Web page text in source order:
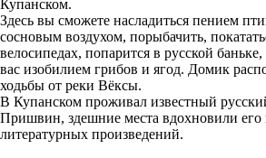
Купанском.
Здесь вы сможете насладиться пением
сосновым воздухом, порыбачить,
велосипедах, попарится в русской
вас изобилием грибов и ягод. Домик
ходьбы от реки Вёксы.
В Купанском проживал известный
Пришвин, здешние места вдохновили его
литературных произведений.